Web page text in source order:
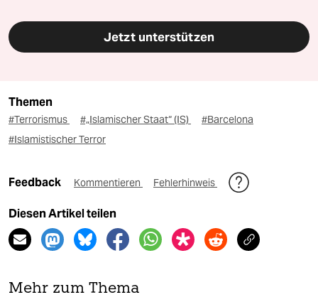
Jetzt unterstützen
Themen
#Terrorismus #„Islamischer Staat“ (IS)
#Barcelona
#Islamistischer Terror
Feedback Kommentieren Fehlerhinweis
Diesen Artikel teilen
Mehr zum Thema